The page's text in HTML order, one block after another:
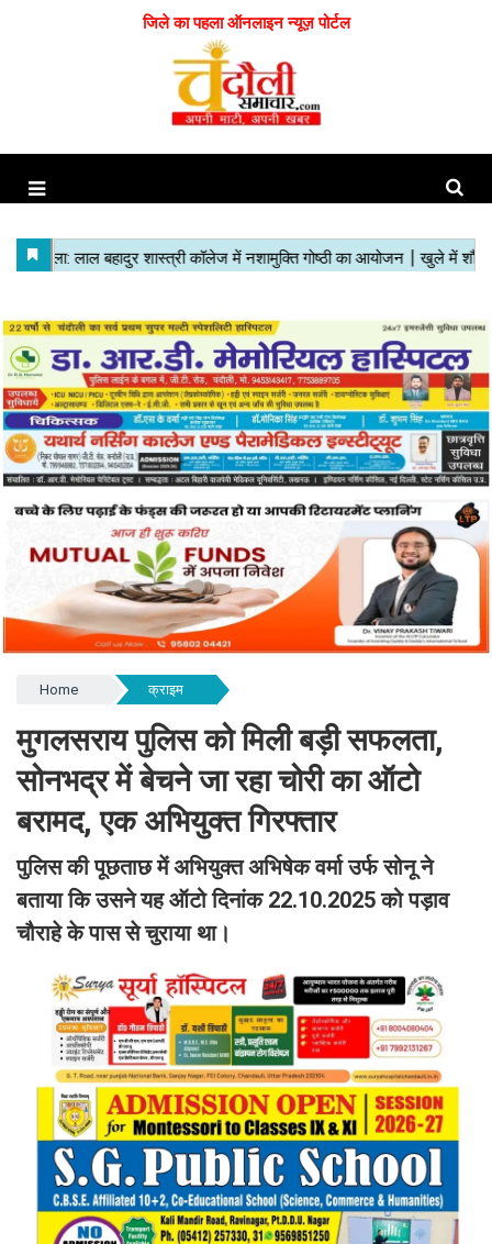
जिले का पहला ऑनलाइन न्यूज़ पोर्टल
Home क्राइम
मुगलसराय पुलिस को मिली बड़ी सफलता,
सोनभद्र में बेचने जा रहा चोरी का ऑटो
बरामद, एक अभियुक्त गिरफ्तार
पुलिस की पूछताछ में अभियुक्त अभिषेक वर्मा उर्फ सोनू ने
बताया कि उसने यह ऑटो दिनांक 22.10.2025 को पड़ाव
चौराहे के पास से चुराया था।